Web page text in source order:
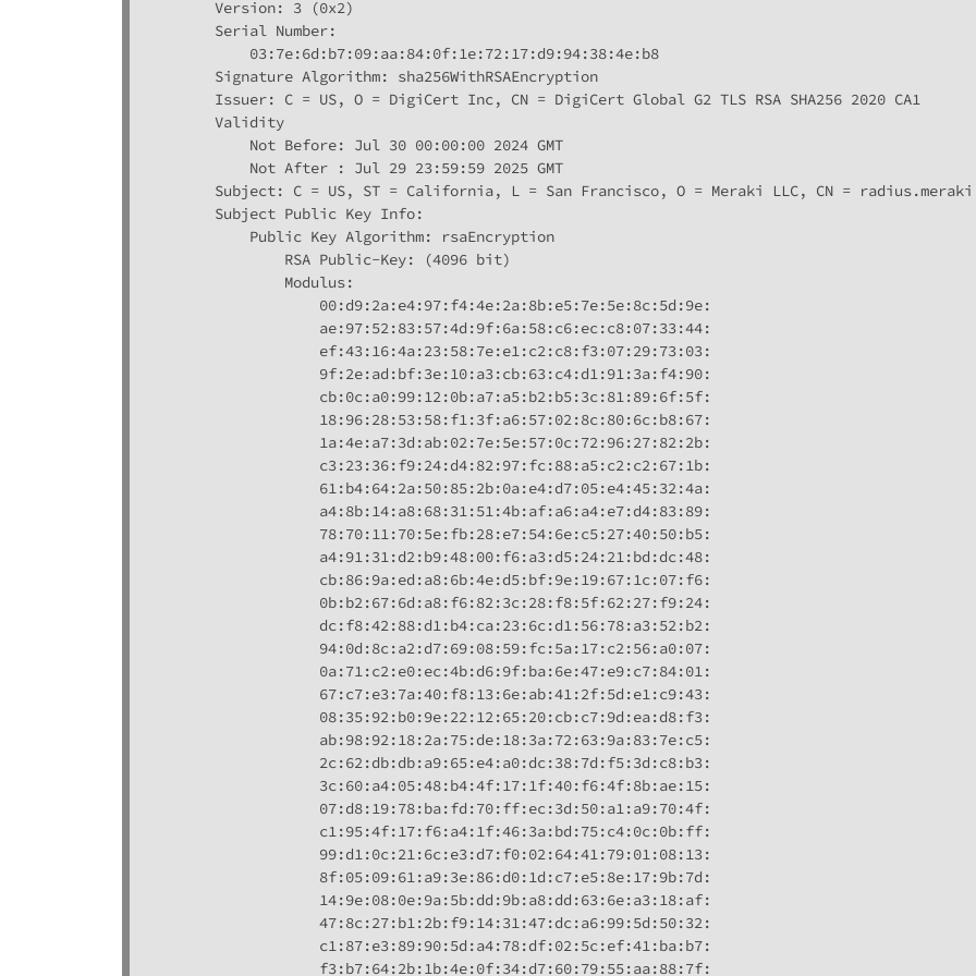
        Version: 3 (0x2)
        Serial Number:
            03:7e:6d:b7:09:aa:84:0f:1e:72:17:d9:94:38:4e:b8
        Signature Algorithm: sha256WithRSAEncryption
        Issuer: C = US, O = DigiCert Inc, CN = DigiCert Global G2 TLS RSA SHA256 2020 CA1
        Validity
            Not Before: Jul 30 00:00:00 2024 GMT
            Not After : Jul 29 23:59:59 2025 GMT
Subject: C = US, ST = California, L = San Francisco, O = Meraki LLC, CN =
        Subject Public Key Info:
            Public Key Algorithm: rsaEncryption
                RSA Public-Key: (4096 bit)
                Modulus:
                    00:d9:2a:e4:97:f4:4e:2a:8b:e5:7e:5e:8c:5d:9e:
                    ae:97:52:83:57:4d:9f:6a:58:c6:ec:c8:07:33:44:
                    ef:43:16:4a:23:58:7e:e1:c2:c8:f3:07:29:73:03:
                    9f:2e:ad:bf:3e:10:a3:cb:63:c4:d1:91:3a:f4:90:
                    cb:0c:a0:99:12:0b:a7:a5:b2:b5:3c:81:89:6f:5f:
                    18:96:28:53:58:f1:3f:a6:57:02:8c:80:6c:b8:67:
                    1a:4e:a7:3d:ab:02:7e:5e:57:0c:72:96:27:82:2b:
                    c3:23:36:f9:24:d4:82:97:fc:88:a5:c2:c2:67:1b:
                    61:b4:64:2a:50:85:2b:0a:e4:d7:05:e4:45:32:4a:
                    a4:8b:14:a8:68:31:51:4b:af:a6:a4:e7:d4:83:89:
                    78:70:11:70:5e:fb:28:e7:54:6e:c5:27:40:50:b5:
                    a4:91:31:d2:b9:48:00:f6:a3:d5:24:21:bd:dc:48:
                    cb:86:9a:ed:a8:6b:4e:d5:bf:9e:19:67:1c:07:f6:
                    0b:b2:67:6d:a8:f6:82:3c:28:f8:5f:62:27:f9:24:
                    dc:f8:42:88:d1:b4:ca:23:6c:d1:56:78:a3:52:b2:
                    94:0d:8c:a2:d7:69:08:59:fc:5a:17:c2:56:a0:07:
                    0a:71:c2:e0:ec:4b:d6:9f:ba:6e:47:e9:c7:84:01:
                    67:c7:e3:7a:40:f8:13:6e:ab:41:2f:5d:e1:c9:43:
                    08:35:92:b0:9e:22:12:65:20:cb:c7:9d:ea:d8:f3:
                    ab:98:92:18:2a:75:de:18:3a:72:63:9a:83:7e:c5:
                    2c:62:db:db:a9:65:e4:a0:dc:38:7d:f5:3d:c8:b3:
                    3c:60:a4:05:48:b4:4f:17:1f:40:f6:4f:8b:ae:15:
                    07:d8:19:78:ba:fd:70:ff:ec:3d:50:a1:a9:70:4f:
                    c1:95:4f:17:f6:a4:1f:46:3a:bd:75:c4:0c:0b:ff:
                    99:d1:0c:21:6c:e3:d7:f0:02:64:41:79:01:08:13:
                    8f:05:09:61:a9:3e:86:d0:1d:c7:e5:8e:17:9b:7d:
                    14:9e:08:0e:9a:5b:dd:9b:a8:dd:63:6e:a3:18:af:
                    47:8c:27:b1:2b:f9:14:31:47:dc:a6:99:5d:50:32:
                    c1:87:e3:89:90:5d:a4:78:df:02:5c:ef:41:ba:b7:
                    f3:b7:64:2b:1b:4e:0f:34:d7:60:79:55:aa:88:7f: